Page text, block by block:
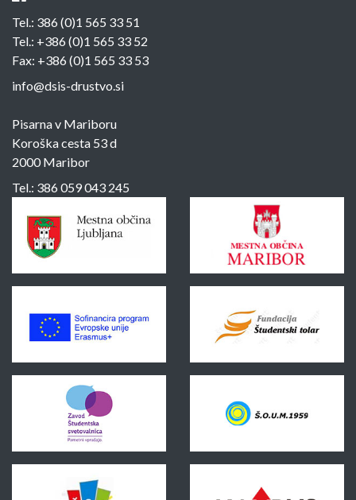
Tel.: 386 (0)1 565 33 51
Tel.: +386 (0)1 565 33 52
Fax: +386 (0)1 565 33 53
info@dsis-drustvo.si
Pisarna v Mariboru
Koroška cesta 53 d
2000 Maribor
Tel.: 386 059 043 245